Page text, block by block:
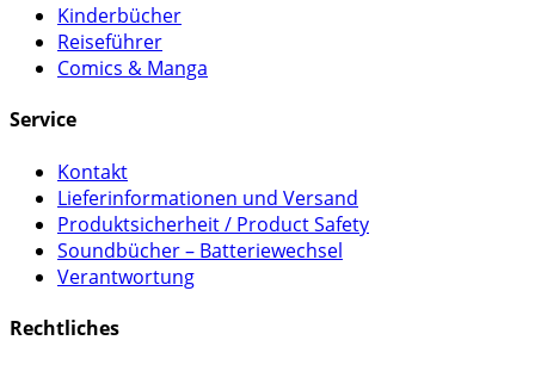
Kinderbücher
Reiseführer
Comics & Manga
Service
Kontakt
Lieferinformationen und Versand
Produktsicherheit / Product Safety
Soundbücher – Batteriewechsel
Verantwortung
Rechtliches